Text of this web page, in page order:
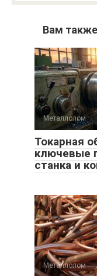
Вам
Металлолом
Токарная
ключевые
станка и
Металлолом